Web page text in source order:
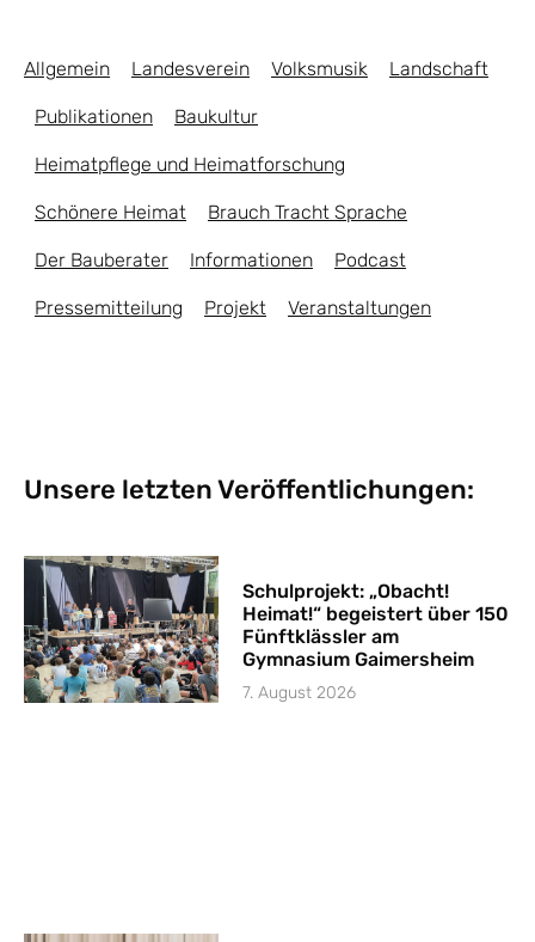
Allgemein Landesverein Volksmusik Landschaft
Publikationen Baukultur
Heimatpflege und Heimatforschung
Schönere Heimat Brauch Tracht Sprache
Der Bauberater Informationen Podcast
Pressemitteilung Projekt Veranstaltungen
Unsere letzten Veröffentlichungen:
Schulprojekt: „Obacht!
Heimat!“ begeistert über 150
Fünftklässler am
Gymnasium Gaimersheim
7. August 2026